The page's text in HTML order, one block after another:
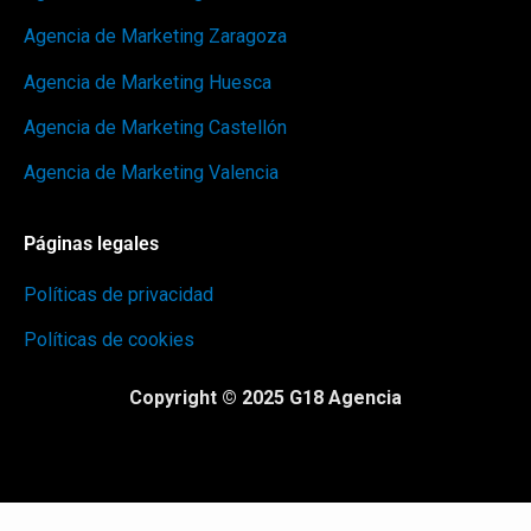
Agencia de Marketing Zaragoza
Agencia de Marketing Huesca
Agencia de Marketing Castellón
Agencia de Marketing Valencia
Páginas legales
Políticas de privacidad
Políticas de cookies
Copyright © 2025 G18 Agencia